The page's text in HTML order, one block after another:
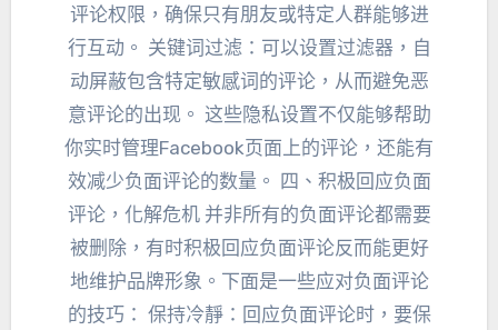
评论权限 ， 确保只有朋友或特定人群能够进
行互动 。 关键词过滤： 可以设置过滤器 ， 自
动屏蔽包含特定敏感词的评论， 从而避免恶
意评论的出现 。 这些隐私设置不仅能够帮助
你实时管理Facebook页面上的评论 ， 还能有
效减少负面评论的数量 。 四、 积极回应负面
评论， 化解危机 并非所有的负面评论都需要
被删除， 有时积极回应负面评论反而能更好
地维护品牌形象 。 下面是一些应对负面评论
的技巧 ： 保持冷靜： 回应负面评论时， 要保